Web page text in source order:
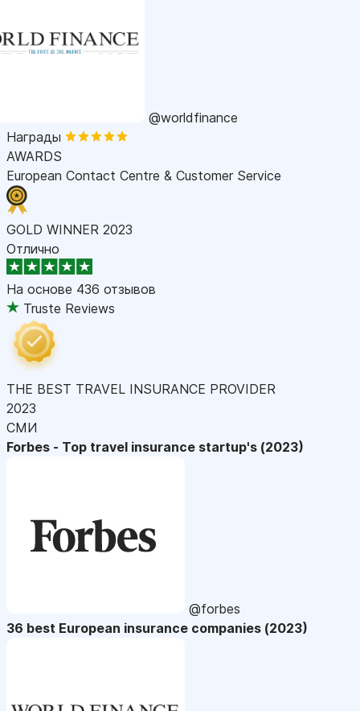
@worldfinance
Награды
AWARDS
European Contact Centre & Customer Service
GOLD WINNER 2023
Отлично
На основе 436 отзывов
Truste Reviews
THE BEST TRAVEL INSURANCE PROVIDER
2023
СМИ
Forbes - Top travel insurance startup's (2023)
@forbes
36 best European insurance companies (2023)